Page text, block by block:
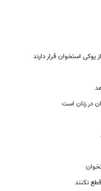
استخوان قرار دارند
در زنان است
نکنند